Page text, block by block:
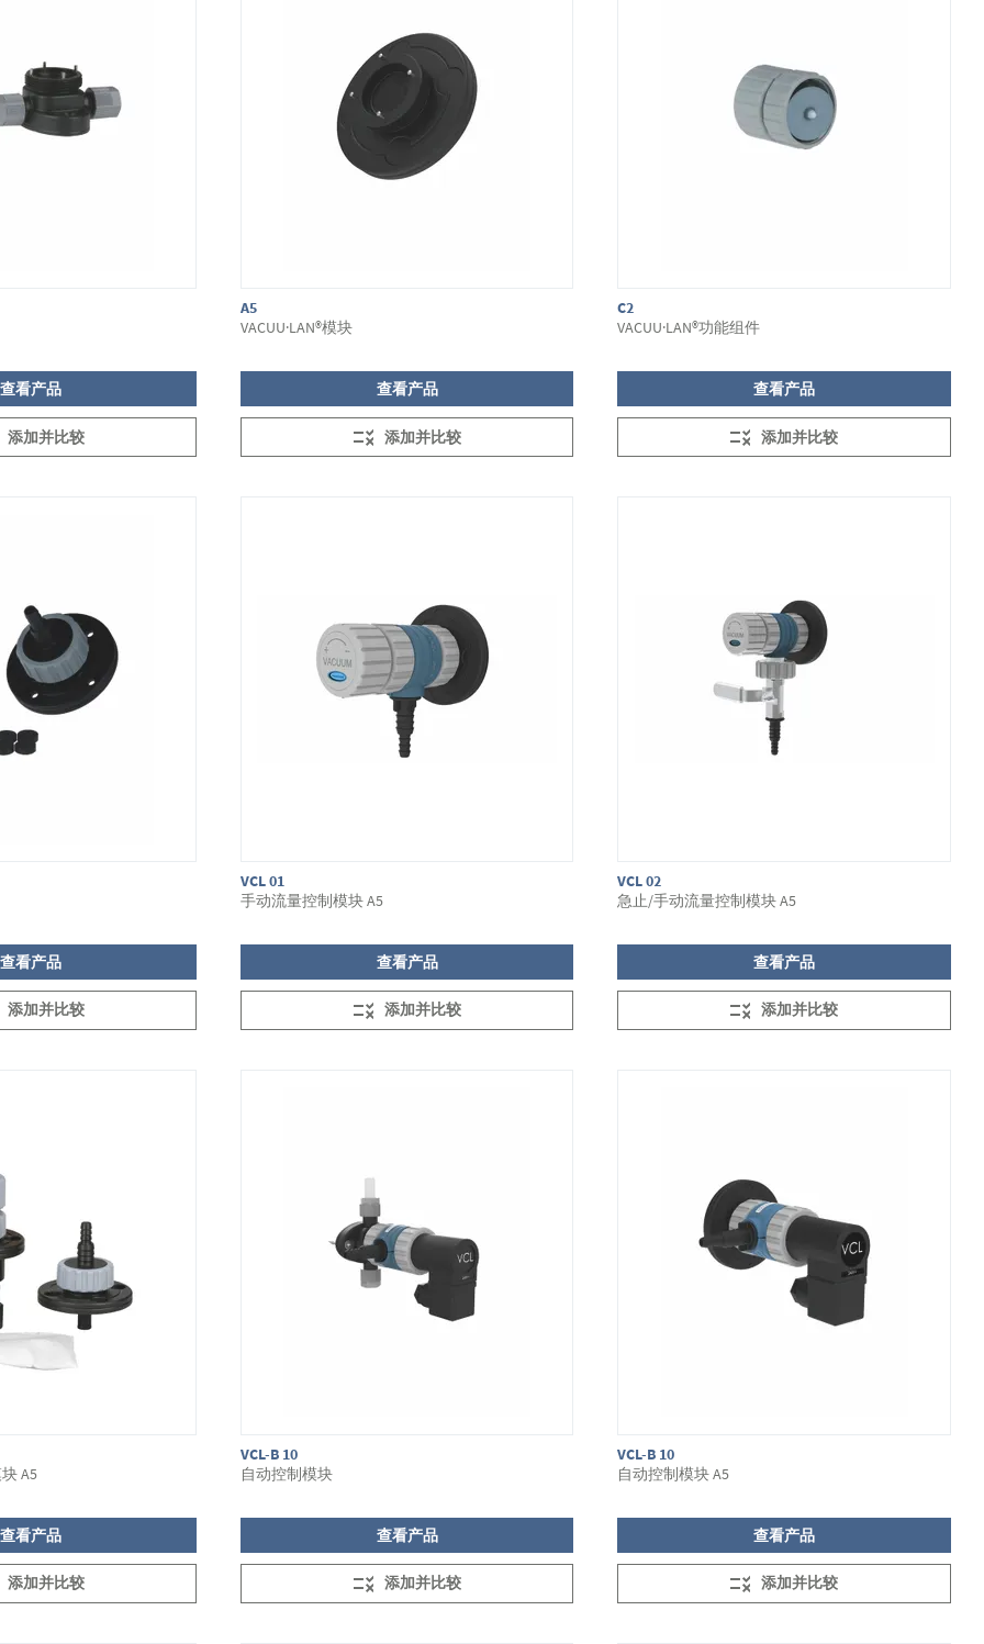
查看产品
添加并比较
A5
VACUU·LAN®模块
查看产品
添加并比较
C2
VACUU·LAN®功能组件
查看产品
添加并比较
查看产品
添加并比较
VCL 01
手动流量控制模块 A5
查看产品
添加并比较
VCL 02
急止/手动流量控制模块 A5
查看产品
添加并比较
A5
查看产品
添加并比较
VCL-B 10
自动控制模块
查看产品
添加并比较
VCL-B 10
自动控制模块 A5
查看产品
添加并比较